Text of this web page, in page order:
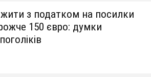
з податком на посилки
150 євро: думки